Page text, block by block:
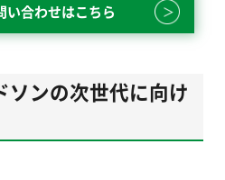
合わせはこちら
ソンの次世代に向け